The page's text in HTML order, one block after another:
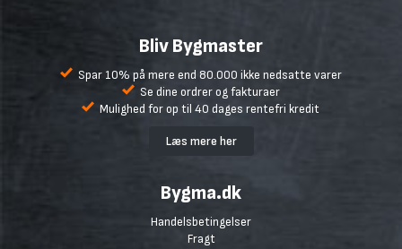
Bliv Bygmaster
Spar 10% på mere end 80.000 ikke nedsatte varer
Se dine ordrer og fakturaer
Mulighed for op til 40 dages rentefri kredit
Læs mere her
Bygma.dk
Handelsbetingelser
Fragt